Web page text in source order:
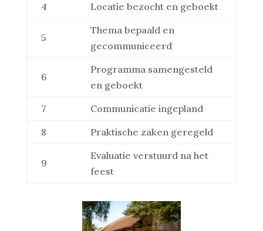
4
Locatie bezocht en geboekt
5
Thema bepaald en
gecommuniceerd
6
Programma samengesteld
en geboekt
7
Communicatie ingepland
8
Praktische zaken geregeld
9
Evaluatie verstuurd na het
feest